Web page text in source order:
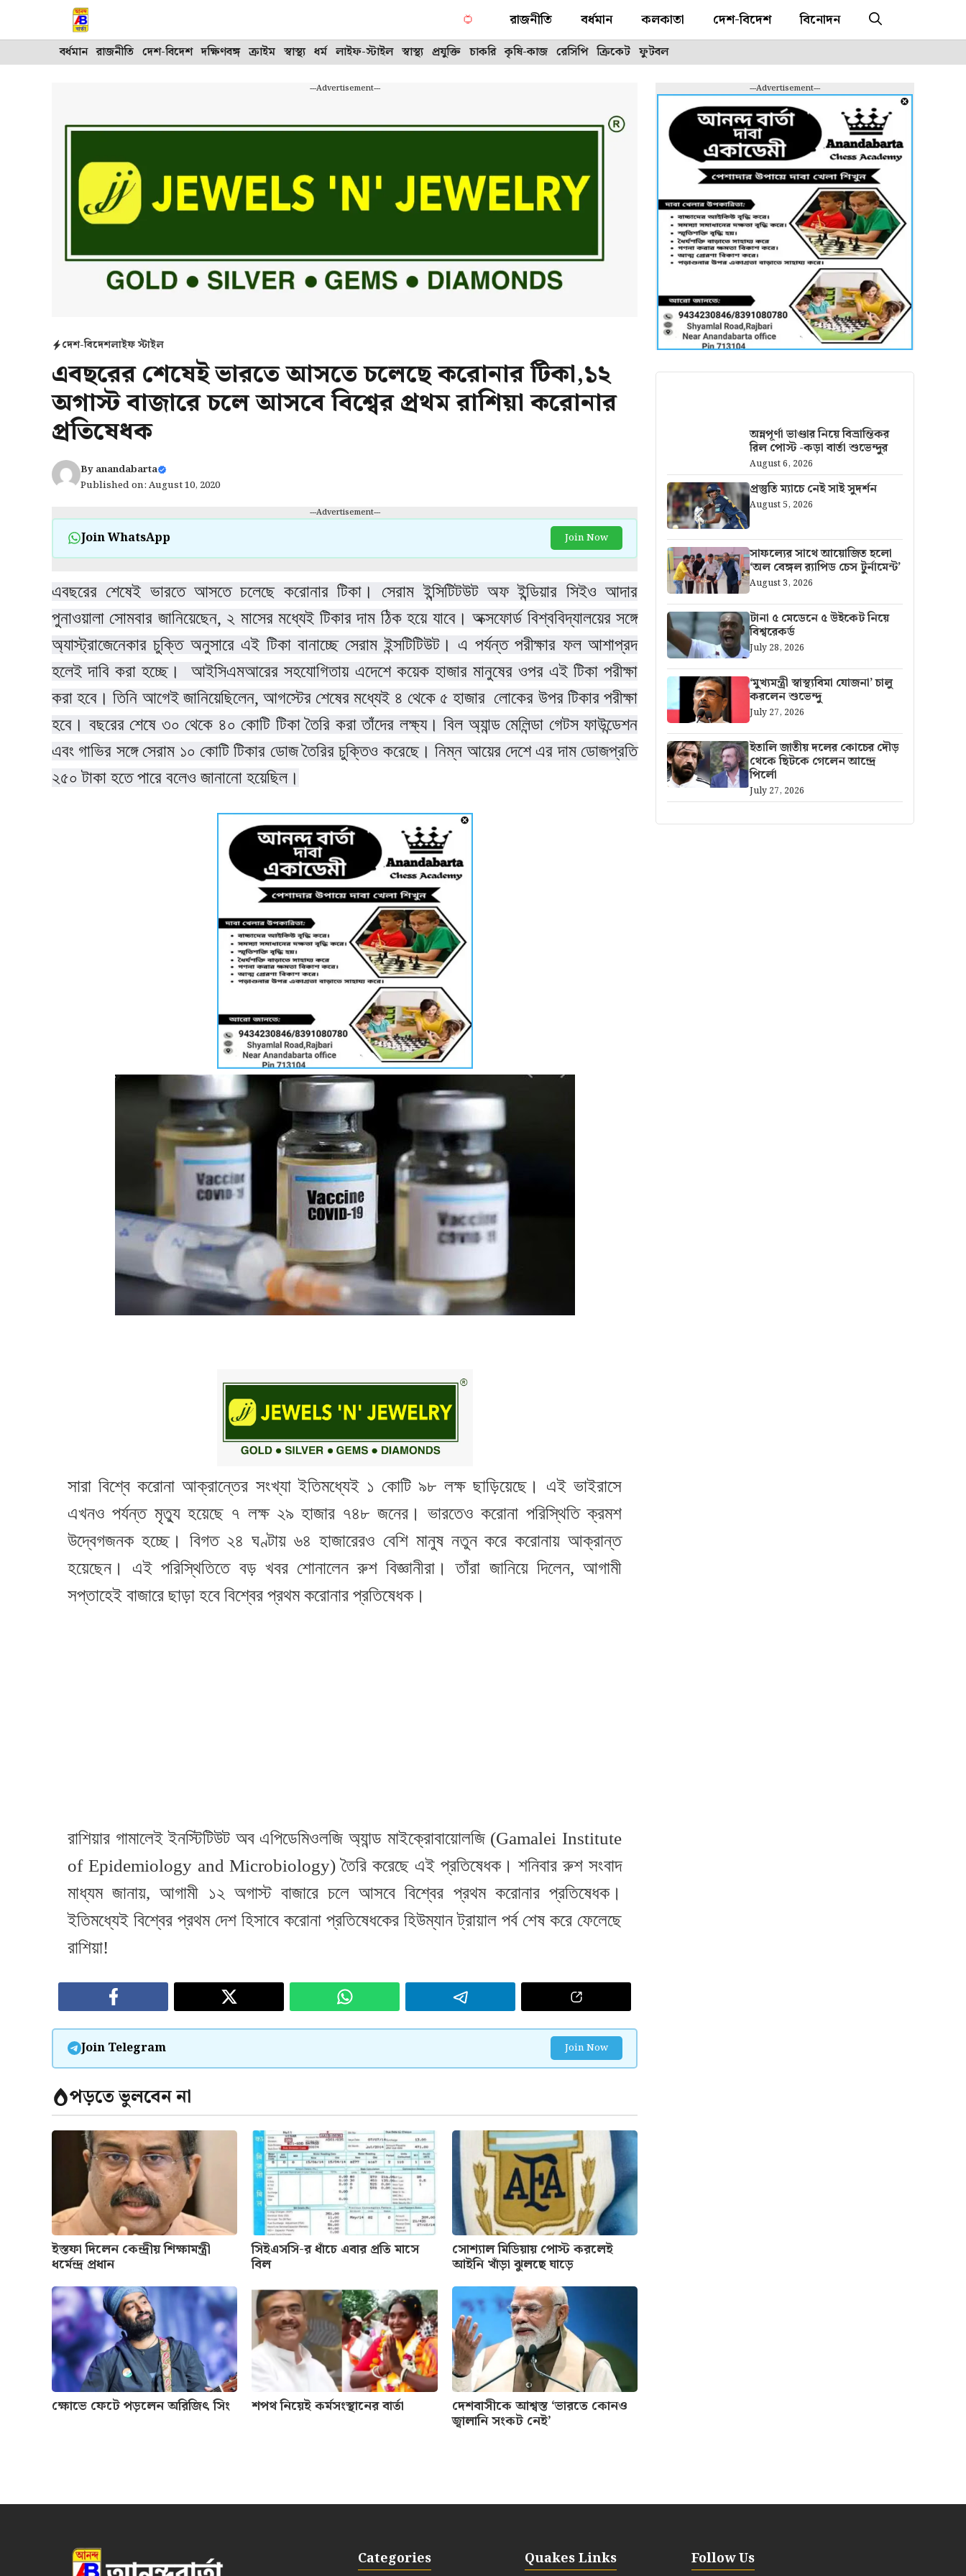
রাজনীতি বর্ধমান কলকাতা দেশ-বিদেশ বিনোদন
বর্ধমান রাজনীতি দেশ-বিদেশ দক্ষিণবঙ্গ ক্রাইম স্বাস্থ্য ধর্ম লাইফ-স্টাইল স্বাস্থ্য প্রযুক্তি চাকরি কৃষি-কাজ রেসিপি ক্রিকেট ফুটবল
---Advertisement---
দেশ-বিদেশলাইফ স্টাইল
এবছরের শেষেই ভারতে আসতে চলেছে করোনার টিকা,১২
অগাস্ট বাজারে চলে আসবে বিশ্বের প্রথম রাশিয়া করোনার
প্রতিষেধক
Byanandabarta
Published on: August 10, 2020
---Advertisement---
Join WhatsApp Join Now
এবছরের শেষেই ভারতে আসতে চলেছে করোনার টিকা। সেরাম ইন্সিটিটউট অফ ইন্ডিয়ার সিইও আদার
পুনাওয়ালা সোমবার জানিয়েছেন, ২ মাসের মধ্যেই টিকার দাম ঠিক হয়ে যাবে। অক্সফোর্ড বিশ্ববিদ্যালয়ের সঙ্গে
অ্যাস্ট্রাজেনেকার চুক্তি অনুসারে এই টিকা বানাচ্ছে সেরাম ইন্সটিটিউট। এ পর্যন্ত পরীক্ষার ফল আশাপ্রদ
হলেই দাবি করা হচ্ছে। আইসিএমআরের সহযোগিতায় এদেশে কয়েক হাজার মানুষের ওপর এই টিকা পরীক্ষা
করা হবে। তিনি আগেই জানিয়েছিলেন, আগস্টের শেষের মধ্যেই ৪ থেকে ৫ হাজার লোকের উপর টিকার পরীক্ষা
হবে। বছরের শেষে ৩০ থেকে ৪০ কোটি টিকা তৈরি করা তাঁদের লক্ষ্য। বিল অ্যান্ড মেলিন্ডা গেটস ফাউন্ডেশন
এবং গাভির সঙ্গে সেরাম ১০ কোটি টিকার ডোজ তৈরির চুক্তিও করেছে। নিম্ন আয়ের দেশে এর দাম ডোজপ্রতি
২৫০ টাকা হতে পারে বলেও জানানো হয়েছিল।
সারা বিশ্বে করোনা আক্রান্তের সংখ্যা ইতিমধ্যেই ১ কোটি ৯৮ লক্ষ ছাড়িয়েছে। এই ভাইরাসে
এখনও পর্যন্ত মৃত্যু হয়েছে ৭ লক্ষ ২৯ হাজার ৭৪৮ জনের। ভারতেও করোনা পরিস্থিতি ক্রমশ
উদ্বেগজনক হচ্ছে। বিগত ২৪ ঘণ্টায় ৬৪ হাজারেরও বেশি মানুষ নতুন করে করোনায় আক্রান্ত
হয়েছেন। এই পরিস্থিতিতে বড় খবর শোনালেন রুশ বিজ্ঞানীরা। তাঁরা জানিয়ে দিলেন, আগামী
সপ্তাহেই বাজারে ছাড়া হবে বিশ্বের প্রথম করোনার প্রতিষেধক।
রাশিয়ার গামালেই ইনস্টিটিউট অব এপিডেমিওলজি অ্যান্ড মাইক্রোবায়োলজি (Gamalei Institute
of Epidemiology and Microbiology) তৈরি করেছে এই প্রতিষেধক। শনিবার রুশ সংবাদ
মাধ্যম জানায়, আগামী ১২ অগাস্ট বাজারে চলে আসবে বিশ্বের প্রথম করোনার প্রতিষেধক।
ইতিমধ্যেই বিশ্বের প্রথম দেশ হিসাবে করোনা প্রতিষেধকের হিউম্যান ট্রায়াল পর্ব শেষ করে ফেলেছে
রাশিয়া!
Join Telegram Join Now
পড়তে ভুলবেন না
ইস্তফা দিলেন কেন্দ্রীয় শিক্ষামন্ত্রী
ধর্মেন্দ্র প্রধান
সিইএসসি-র ধাঁচে এবার প্রতি মাসে
বিল
সোশ্যাল মিডিয়ায় পোস্ট করলেই
আইনি খাঁড়া ঝুলছে ঘাড়ে
ক্ষোভে ফেটে পড়লেন অরিজিৎ সিং শপথ নিয়েই কর্মসংস্থানের বার্তা দেশবাসীকে আশ্বস্ত ‘ভারতে কোনও
জ্বালানি সংকট নেই’
---Advertisement---
অন্নপূর্ণা ভাণ্ডার নিয়ে বিভ্রান্তিকর
রিল পোস্ট -কড়া বার্তা শুভেন্দুর
August 6, 2026
প্রস্তুতি ম্যাচে নেই সাই সুদর্শন
August 5, 2026
সাফল্যের সাথে আয়োজিত হলো
‘অল বেঙ্গল র‍্যাপিড চেস টুর্নামেন্ট’
August 3, 2026
টানা ৫ মেডেনে ৫ উইকেট নিয়ে
বিশ্বরেকর্ড
July 28, 2026
‘মুখ্যমন্ত্রী স্বাস্থ্যবিমা যোজনা’ চালু
করলেন শুভেন্দু
July 27, 2026
ইতালি জাতীয় দলের কোচের দৌড়
থেকে ছিটকে গেলেন আন্দ্রে
পির্লো
July 27, 2026
Categories Quakes Links Follow Us